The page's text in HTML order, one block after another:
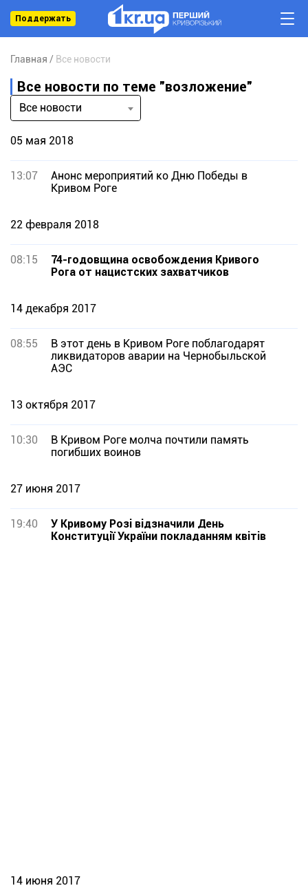
Поддержать
Главная Все новости
Все новости по теме "возложение"
Все новости
05 мая 2018
13:07
Анонс мероприятий ко Дню Победы в
Кривом Роге
22 февраля 2018
08:15
74-годовщина освобождения Кривого
Рога от нацистских захватчиков
14 декабря 2017
08:55
В этот день в Кривом Роге поблагодарят
ликвидаторов аварии на Чернобыльской
АЭС
13 октября 2017
10:30
В Кривом Роге молча почтили память
погибших воинов
27 июня 2017
19:40
У Кривому Розі відзначили День
Конституції України покладанням квітів
14 июня 2017